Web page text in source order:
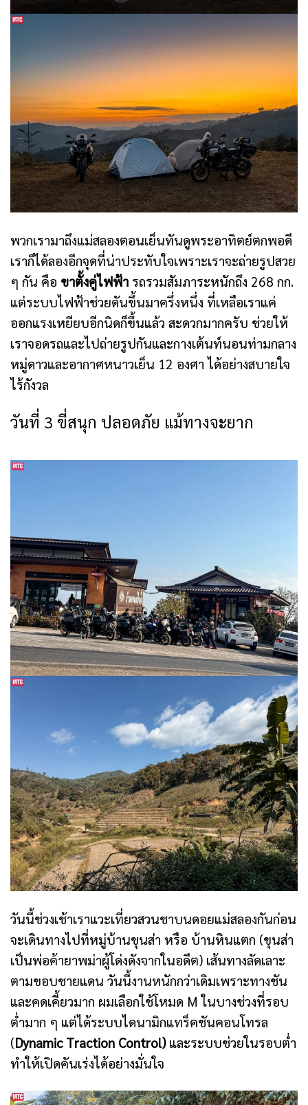
พวกเรามาถึงแม่สลองตอนเย็นทันดูพระอาทิตย์ตกพอดี
เราก็ได้ลองอีกจุดที่น่าประทับใจเพราะเราจะถ่ายรูปสวย
ๆ กัน คือ ขาตั้งคู่ไฟฟ้า รถรวมสัมภาระหนักถึง 268 กก.
แต่ระบบไฟฟ้าช่วยดันขึ้นมาครึ่งหนึ่ง ที่เหลือเราแค่
ออกแรงเหยียบอีกนิดก็ขึ้นแล้ว สะดวกมากครับ ช่วยให้
เราจอดรถและไปถ่ายรูปกันและกางเต้นท์นอนท่ามกลาง
หมู่ดาวและอากาศหนาวเย็น 12 องศา ได้อย่างสบายใจ
ไร้กังวล
วันที่ 3 ขี่สนุก ปลอดภัย แม้ทางจะยาก
วันนี้ช่วงเช้าเราแวะเที่ยวสวนชาบนดอยแม่สลองกันก่อน
จะเดินทางไปที่หมู่บ้านขุนส่า หรือ บ้านหินแตก (ขุนส่า
เป็นพ่อค้ายาพม่าผู้โด่งดังจากในอดีต) เส้นทางลัดเลาะ
ตามขอบชายแดน วันนี้งานหนักกว่าเดิมเพราะทางชัน
และคดเคี้ยวมาก ผมเลือกใช้โหมด M ในบางช่วงที่รอบ
ต่ำมาก ๆ แต่ได้ระบบไดนามิกแทร็คชันคอนโทรล
(Dynamic Traction Control)และระบบช่วยในรอบต่ำ
ทำให้เปิดคันเร่งได้อย่างมั่นใจ